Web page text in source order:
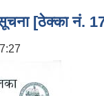
[ठेक्का नं.